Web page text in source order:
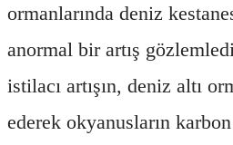
ormanlarında deniz
anormal bir artış
istilacı artışın, deniz altı
ederek okyanusların